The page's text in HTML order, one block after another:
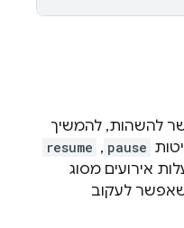
להשהות, להמשיך
pause
,
resume
אירועים מסוג
לעקוב